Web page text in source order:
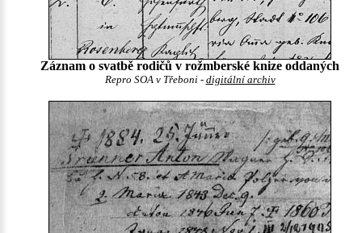
Záznam o svatbě rodičů v rožmberské knize oddaných
Repro SOA v Třeboni - digitální archiv